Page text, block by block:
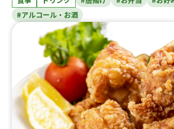
#アルコール・お酒